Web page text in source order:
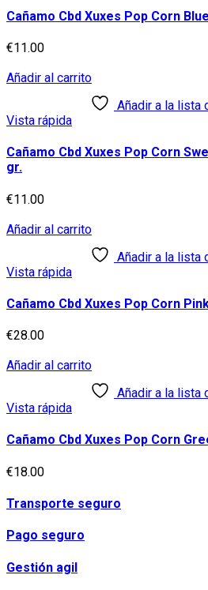
Cañamo Cbd Xuxes Pop Corn
€11.00
Añadir al carrito
Añadir a la lista
Vista rápida
Cañamo Cbd Xuxes Pop Corn
gr.
€11.00
Añadir al carrito
Añadir a la lista
Vista rápida
Cañamo Cbd Xuxes Pop Corn
€28.00
Añadir al carrito
Añadir a la lista
Vista rápida
Cañamo Cbd Xuxes Pop Corn
€18.00
Transporte seguro
Pago seguro
Gestión agil